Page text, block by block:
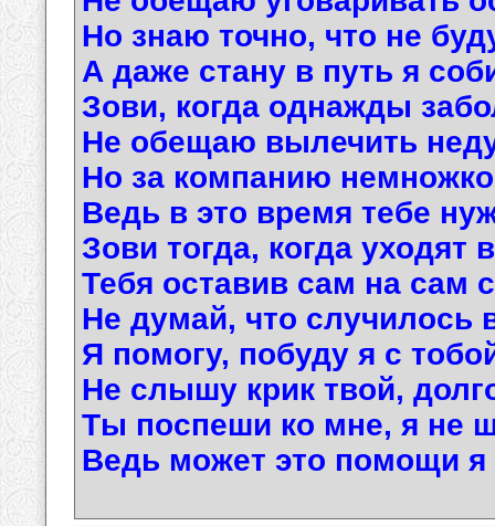
Но знаю точно, что не
А даже стану в путь я
Зови, когда однажды
Не обещаю вылечить
Но за компанию
Ведь в это время тебе
Зови тогда, когда уходят
Тебя оставив сам на сам
Не думай, что случилось
Я помогу, побуду я с
Не слышу крик твой,
Ты поспеши ко мне, я не
Ведь может это помощи я